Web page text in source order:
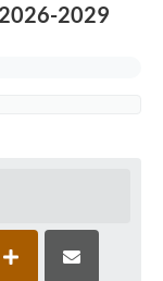
2029